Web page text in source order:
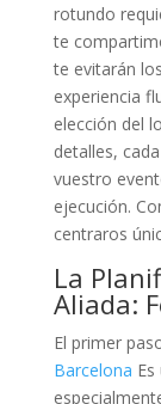
rotundo
te
te evitarán
experiencia
elección del
detalles,
vuestro
ejecución.
centraros
La
Aliada:
El primer
Barcelona